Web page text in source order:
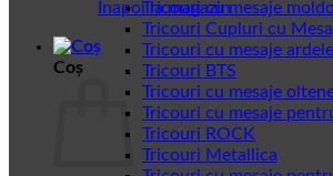
Înapoi la magazin
Coș
Tricouri cu mesaje
Tricouri Cupluri cu
Tricouri cu mesaje
Tricouri BTS
Tricouri cu mesaje
Tricouri cu mesaje
Tricouri ROCK
Tricouri Metallica